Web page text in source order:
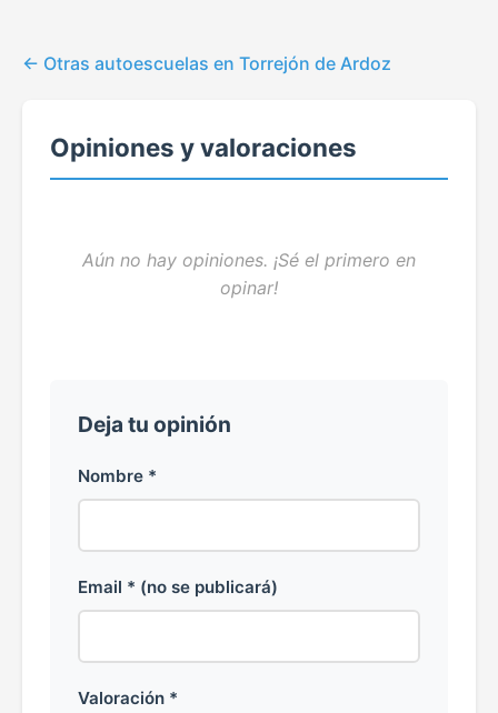
Otras autoescuelas en Torrejón de Ardoz
Opiniones y valoraciones
Aún no hay opiniones. ¡Sé el primero en
opinar!
Deja tu opinión
Nombre *
Email * (no se publicará)
Valoración *